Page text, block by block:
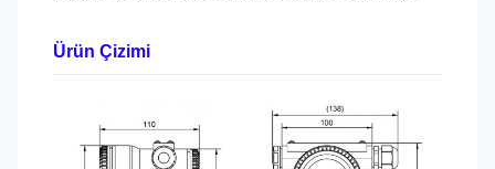
Ürün Çizimi